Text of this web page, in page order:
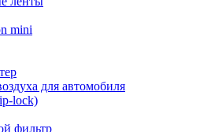
mini
для автомобиля
lock)
фильтр